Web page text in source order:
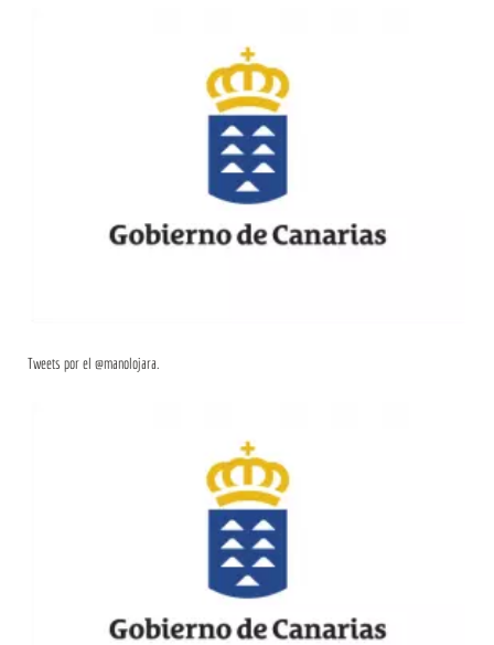
Tweets por el @manolojara.